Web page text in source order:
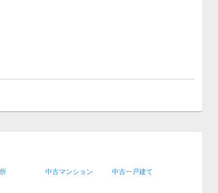
中古マンション 中古一戸建て